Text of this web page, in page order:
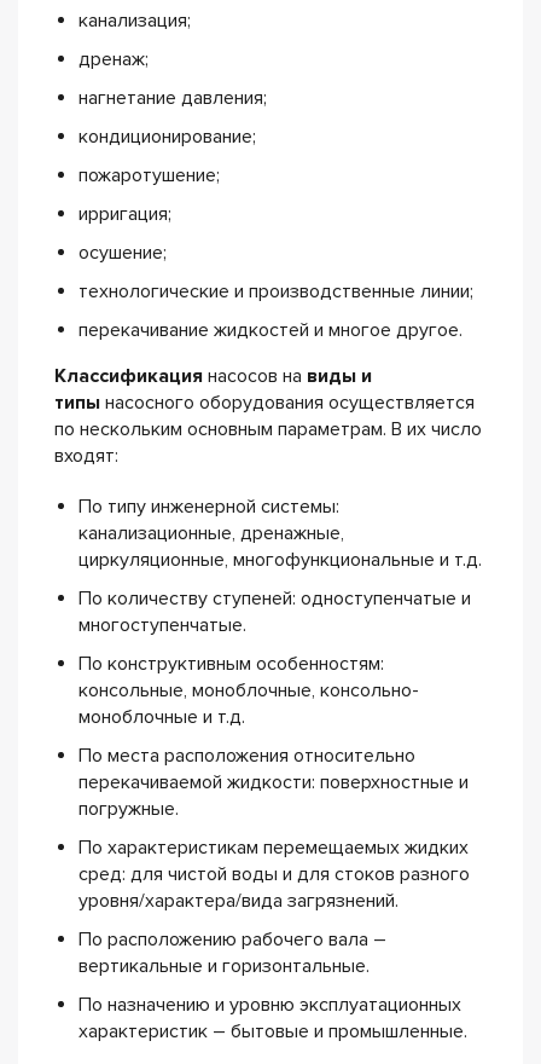
канализация;
дренаж;
нагнетание давления;
кондиционирование;
пожаротушение;
ирригация;
осушение;
технологические и производственные линии;
перекачивание жидкостей и многое другое.
Классификация насосов на виды и
типы насосного оборудования осуществляется
по нескольким основным параметрам. В их число
входят:
По типу инженерной системы:
канализационные, дренажные,
циркуляционные, многофункциональные и т.д.
По количеству ступеней: одноступенчатые и
многоступенчатые.
По конструктивным особенностям:
консольные, моноблочные, консольно-
моноблочные и т.д.
По места расположения относительно
перекачиваемой жидкости: поверхностные и
погружные.
По характеристикам перемещаемых жидких
сред: для чистой воды и для стоков разного
уровня/характера/вида загрязнений.
По расположению рабочего вала –
вертикальные и горизонтальные.
По назначению и уровню эксплуатационных
характеристик – бытовые и промышленные.